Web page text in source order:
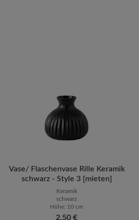
Wert ein oder
Produkt Anzahl: Gib
Vase/ Flaschenvase Rille Keramik
schwarz - Style 3 [mieten]
Keramik
schwarz
Höhe: 10 cm
Regulärer Preis:
2,50 €